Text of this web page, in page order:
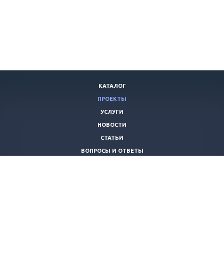
КАТАЛОГ
ПРОЕКТЫ
УСЛУГИ
НОВОСТИ
СТАТЬИ
ВОПРОСЫ И ОТВЕТЫ